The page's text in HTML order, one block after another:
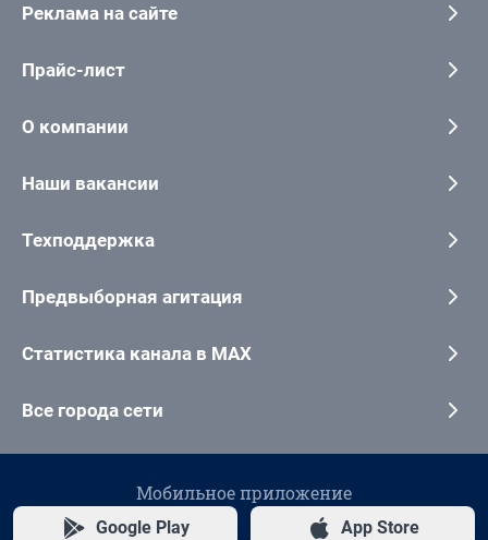
Реклама на сайте
Прайс-лист
О компании
Наши вакансии
Техподдержка
Предвыборная агитация
Статистика канала в MAX
Все города сети
Мобильное приложение
Google Play App Store